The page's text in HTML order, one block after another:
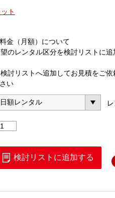
ト
金（月額）について
のレンタル区分を検討リストに
検討リストへ追加してお見積をご依
い
検討リストに追加する